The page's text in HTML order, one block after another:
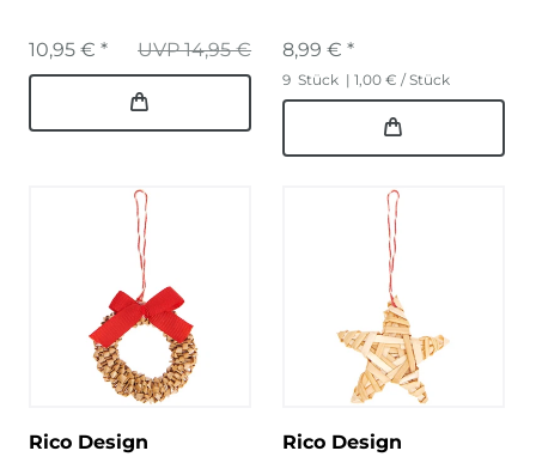
UVP 14,95 €
10,95 € * 8,99 € *
9 Stück | 1,00 € / Stück
Rico Design Rico Design